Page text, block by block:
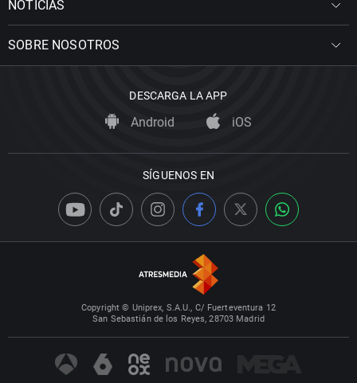
NOTICIAS
SOBRE NOSOTROS
DESCARGA LA APP
Android iOS
SÍGUENOS EN
Copyright © Uniprex, S.A.U., C/ Fuerteventura 12
San Sebastián de los Reyes, 28703 Madrid